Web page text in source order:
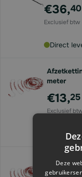
€36,40
Direct
meter
€13,25
meter
Deze